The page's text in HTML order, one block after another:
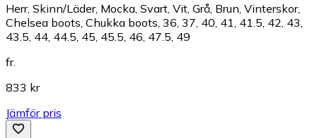
Herr, Skinn/Läder, Mocka, Svart, Vit, Grå, Brun, Vinterskor,
Chelsea boots, Chukka boots, 36, 37, 40, 41, 41.5, 42, 43,
43.5, 44, 44.5, 45, 45.5, 46, 47.5, 49
fr.
833 kr
Jämför pris